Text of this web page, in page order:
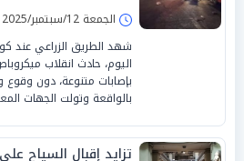
الجمعة 12/سبتمبر/2025 - 11:38 م
شهد الطريق الزراعي عند
بإصابات متنوعة، دون وقوع
بالواقعة وتولت الجهات
تزايد إقبال السياح